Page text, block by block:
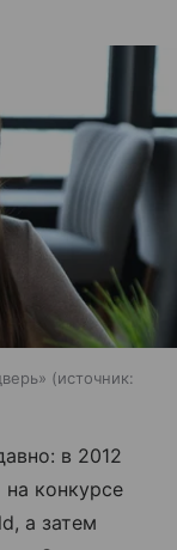
источник:
в 2012
конкурсе
а затем